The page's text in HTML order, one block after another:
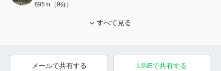
695ｍ（9分）
すべて見る
メールで共有する LINEで共有する